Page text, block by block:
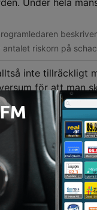
Under hela
antalet riskorn på
inte tillräckligt
för att man
av dem.
än det totala
i vår
verkligheten.
reflektion över hur